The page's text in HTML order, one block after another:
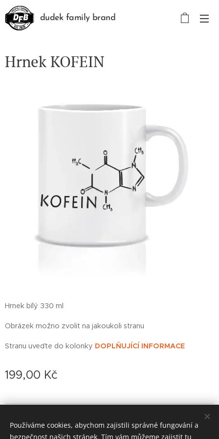
dudek family brand
Hrnek KOFEIN
Hrnek bílý 330 ml
Obrázek možno zvolit na jakoukoli stranu
Stranu uveďte do kolonky DOPLŇUJÍCÍ INFORMACE
199,00 Kč
zoufalá doba si žádá zoufalé činy (od roku 2020)
Cookies
Používáme cookies, abychom zajistili správné fungování a
bezpečnost našich stránek. Tím vám můžeme zajistit tu